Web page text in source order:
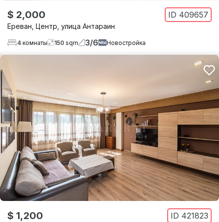
$ 2,000 ID 409657
Ереван Центр улица Антараин
4 комнаты 150 sqm 3/6 Новостройка
$ 1,200 ID 421823